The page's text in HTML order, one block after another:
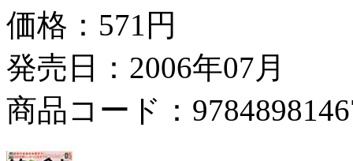
価格： 571円
発売日：2006年07月
商品コード：